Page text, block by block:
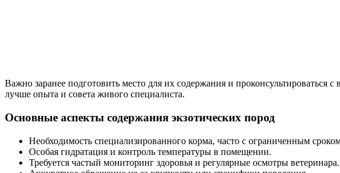
Важно заранее подготовить место для их содержания и
лучше опыта и совета живого специалиста.
Основные аспекты содержания экзотических пород
Необходимость специализированного корма, часто с ограниченным
Особая гидратация и контроль температуры в помещении.
Требуется частый мониторинг здоровья и регулярные осмотры ветеринара.